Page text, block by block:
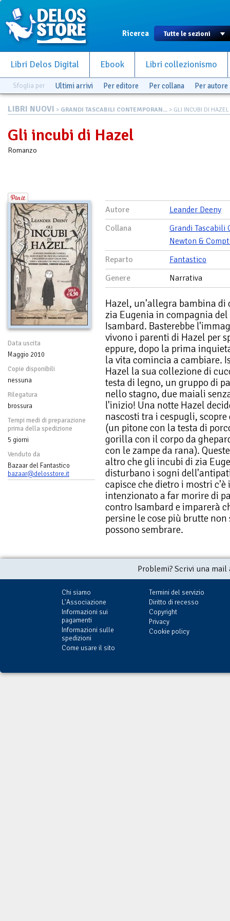
Ricerca
Libri Delos Digital Ebook Libri collezionismo
Sfoglia per Ultimi arrivi Per editore Per collana Per autore
LIBRI NUOVI > GRANDI TASCABILI CONTEMPORAN... > GLI INCUBI DI HAZEL
Gli incubi di Hazel
Romanzo
Data uscita
Maggio 2010
Copie disponibili
nessuna
Rilegatura
brossura
Tempi medi di preparazione
prima della spedizione
5 giorni
Venduto da
Bazaar del Fantastico
bazaar@delosstore.it
Autore
Leander Deeny
Collana
Grandi Tascabili
Newton &
Reparto
Fantastico
Genere
Narrativa
Hazel, un'allegra bambina
zia Eugenia in compagnia
Isambard. Basterebbe
vivono i parenti di Hazel per
eppure, dopo la prima
la vita comincia a cambiare.
Hazel la sua collezione di
testa di legno, un gruppo di
nello stagno, due maiali
l'inizio! Una notte Hazel
nascosti tra i cespugli,
(un pitone con la testa di
gorilla con il corpo da
con le zampe da rana).
altro che gli incubi di zia
disturbano i sogni
capisce che dietro i mostri
intenzionato a far morire di
contro Isambard e imparerà
persine le cose più brutte
possono sembrare.
Problemi? Scrivi una
Chi siamo
L'Associazione
Informazioni sui
pagamenti
Informazioni sulle
spedizioni
Come usare il sito
Termini del servizio
Diritto di recesso
Copyright
Privacy
Cookie policy